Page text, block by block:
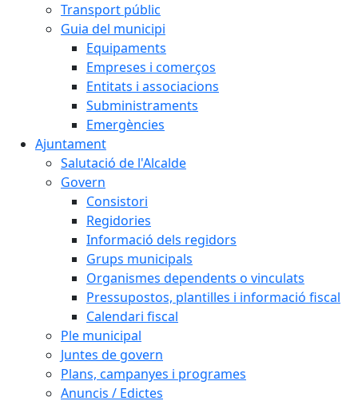
Transport públic
Guia del municipi
Equipaments
Empreses i comerços
Entitats i associacions
Subministraments
Emergències
Ajuntament
Salutació de l'Alcalde
Govern
Consistori
Regidories
Informació dels regidors
Grups municipals
Organismes dependents o vinculats
Pressupostos, plantilles i informació fiscal
Calendari fiscal
Ple municipal
Juntes de govern
Plans, campanyes i programes
Anuncis / Edictes